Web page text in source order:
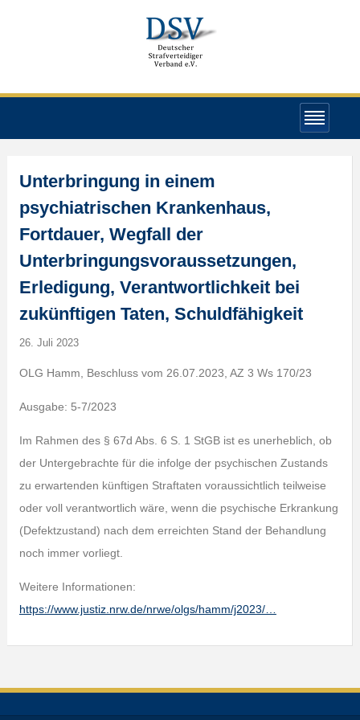
Unterbringung in einem
psychiatrischen Krankenhaus,
Fortdauer, Wegfall der
Unterbringungsvoraussetzungen,
Erledigung, Verantwortlichkeit bei
zukünftigen Taten, Schuldfähigkeit
26. Juli 2023
OLG Hamm, Beschluss vom 26.07.2023, AZ 3 Ws 170/23
Ausgabe: 5-7/2023
Im Rahmen des § 67d Abs. 6 S. 1 StGB ist es unerheblich, ob
der Untergebrachte für die infolge der psychischen Zustands
zu erwartenden künftigen Straftaten voraussichtlich teilweise
oder voll verantwortlich wäre, wenn die psychische Erkrankung
(Defektzustand) nach dem erreichten Stand der Behandlung
noch immer vorliegt.
Weitere Informationen:
https://www.justiz.nrw.de/nrwe/olgs/hamm/j2023/…